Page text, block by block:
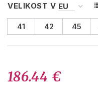
VELIKOST V
41 42 45
186.44 €